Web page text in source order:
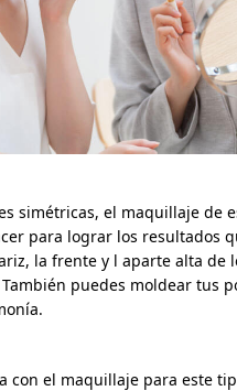
simétricas, el maquillaje de
para lograr los resultados
la frente y l aparte alta de
puedes moldear tus
con el maquillaje para este